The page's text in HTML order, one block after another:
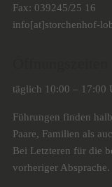
Fax: 039245/25 16
info[at]storchenhof-
täglich 10:00 – 17:00
Führungen finden
Paare, Familien als
Bei Letzteren für die
vorheriger Absprache.